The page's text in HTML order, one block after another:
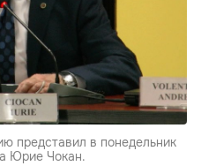
представил в понедельник
Юрие Чокан.